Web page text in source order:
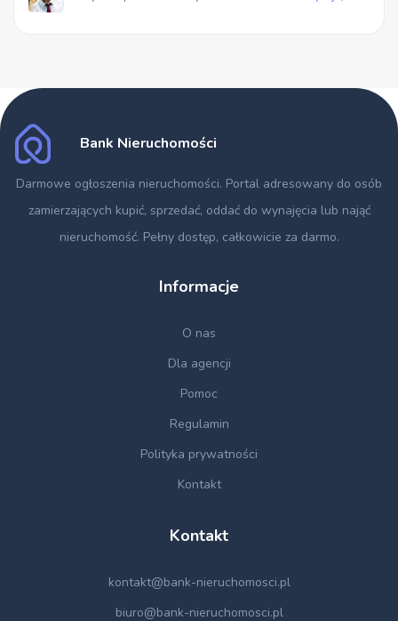
Bank Nieruchomości
Darmowe ogłoszenia nieruchomości. Portal adresowany do osób
zamierzających kupić, sprzedać, oddać do wynajęcia lub nająć
nieruchomość. Pełny dostęp, całkowicie za darmo.
Informacje
O nas
Dla agencji
Pomoc
Regulamin
Polityka prywatności
Kontakt
Kontakt
kontakt@bank-nieruchomosci.pl
biuro@bank-nieruchomosci.pl